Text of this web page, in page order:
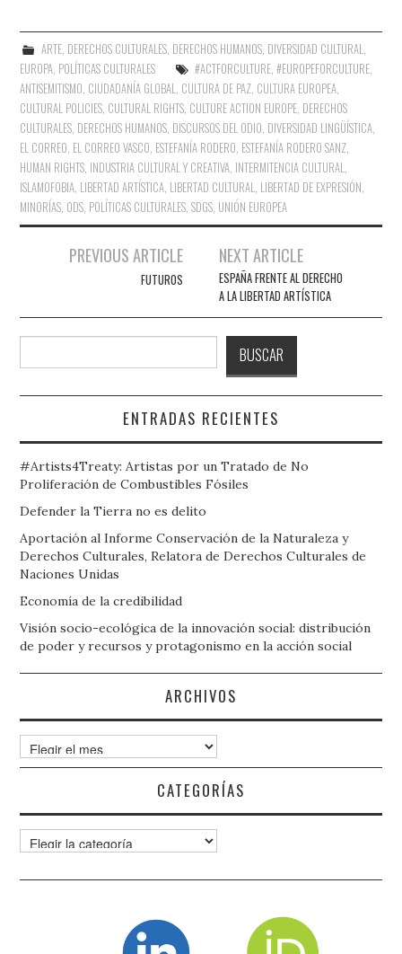
ARTE, DERECHOS CULTURALES, DERECHOS HUMANOS, DIVERSIDAD CULTURAL
EUROPA POLÍTICAS CULTURALES #ACTFORCULTURE, #EUROPEFORCULTURE,
ANTISEMITISMO CIUDADANÍA GLOBAL CULTURA DE PAZ CULTURA EUROPEA
CULTURAL POLICIES CULTURAL RIGHTS CULTURE ACTION EUROPE DERECHOS
CULTURALES DERECHOS HUMANOS DISCURSOS DEL ODIO DIVERSIDAD LINGÜÍSTICA
EL CORREO EL CORREO VASCO ESTEFANÍA RODERO ESTEFANÍA RODERO SANZ
HUMAN RIGHTS INDUSTRIA CULTURAL Y CREATIVA INTERMITENCIA CULTURAL
ISLAMOFOBIA LIBERTAD ARTÍSTICA LIBERTAD CULTURAL LIBERTAD DE EXPRESIÓN
MINORÍAS ODS POLÍTICAS CULTURALES ,SDGS UNIÓN EUROPEA
Navegación
PREVIOUS ARTICLE
FUTUROS
NEXT ARTICLE
ESPAÑA FRENTE AL DERECHO
A LA LIBERTAD ARTÍSTICA
BUSCAR
ENTRADAS RECIENTES
#Artists4Treaty: Artistas por un Tratado de No
Proliferación de Combustibles Fósiles
Defender la Tierra no es delito
Aportación al Informe Conservación de la Naturaleza y
Derechos Culturales, Relatora de Derechos Culturales de
Naciones Unidas
Economía de la credibilidad
Visión socio-ecológica de la innovación social: distribución
de poder y recursos y protagonismo en la acción social
ARCHIVOS
Archivos
CATEGORÍAS
Categorías